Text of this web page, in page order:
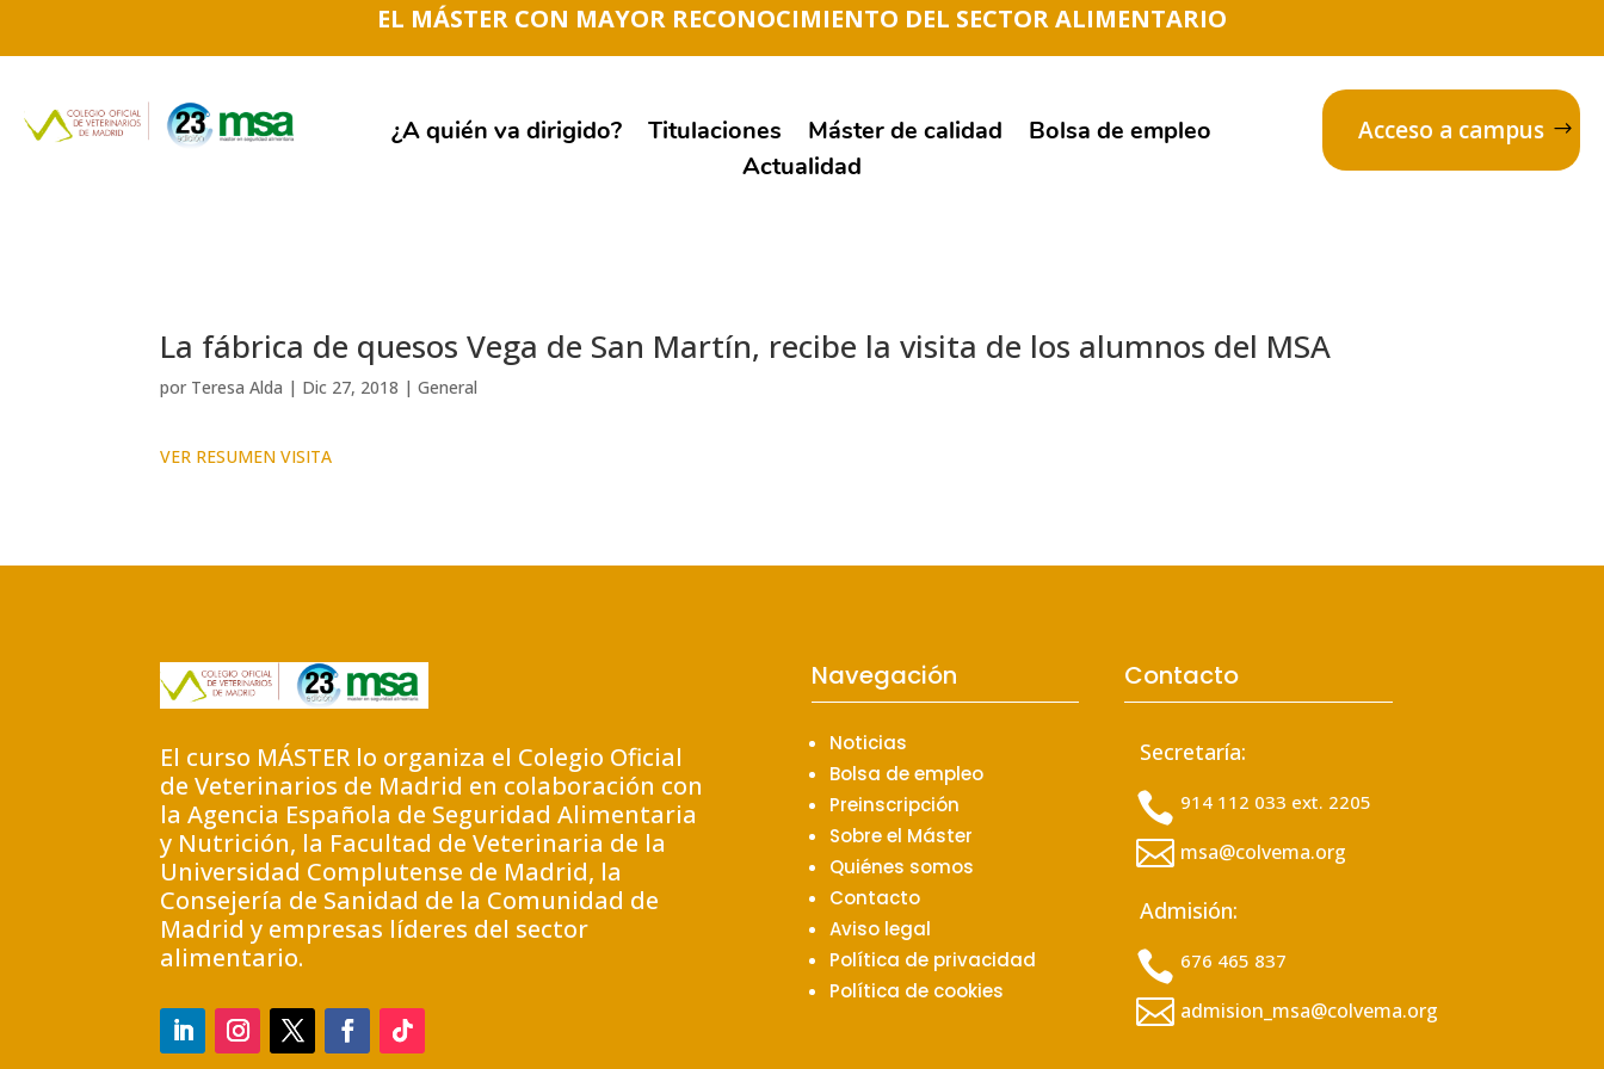
EL MÁSTER CON MAYOR RECONOCIMIENTO DEL SECTOR ALIMENTARIO
¿A quién va dirigido? Titulaciones Máster de calidad
Bolsa de empleo
Actualidad
Acceso a campus
La fábrica de quesos Vega de San Martín, recibe la visita de los alumnos del MSA
por Teresa Alda | Dic 27, 2018 |General
VER RESUMEN VISITA
El curso MÁSTER lo organiza el Colegio Oficial
de Veterinarios de Madrid en colaboración con
la Agencia Española de Seguridad Alimentaria
y Nutrición, la Facultad de Veterinaria de la
Universidad Complutense de Madrid, la
Consejería de Sanidad de la Comunidad de
Madrid y empresas líderes del sector
alimentario.
Navegación
Noticias
Bolsa de empleo
Preinscripción
Sobre el Máster
Quiénes somos
Contacto
Aviso legal
Política de privacidad
Política de cookies
Contacto
Secretaría:
 914 112 033 ext. 2205
 msa@colvema.org
Admisión:
 676 465 837
 admision_msa@colvema.org